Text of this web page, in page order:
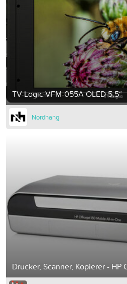
TV-Logic VFM-055A OLED 5.5“
Nordhang
Drucker, Scanner, Kopierer - HP